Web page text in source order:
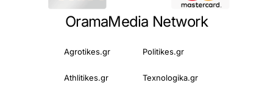
OramaMedia Network
Agrotikes.gr Politikes.gr
Athlitikes.gr Texnologika.gr